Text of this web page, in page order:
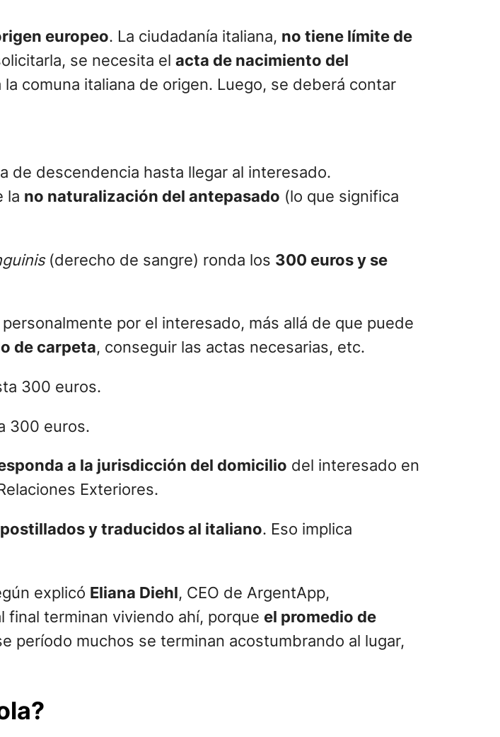
europeo. La ciudadanía italiana, no tiene límite de
se necesita el acta de nacimiento del
comuna italiana de origen. Luego, se deberá contar
de descendencia hasta llegar al interesado.
la no naturalización del antepasado (lo que significa
(derecho de sangre) ronda los 300 euros y se
por el interesado, más allá de que puede
de carpeta, conseguir las actas necesarias, etc.
300 euros.
a la jurisdicción del domicilio del interesado en
Exteriores.
y traducidos al italiano. Eso implica
explicó Eliana Diehl, CEO de ArgentApp,
final terminan viviendo ahí, porque el promedio de
período muchos se terminan acostumbrando al lugar,